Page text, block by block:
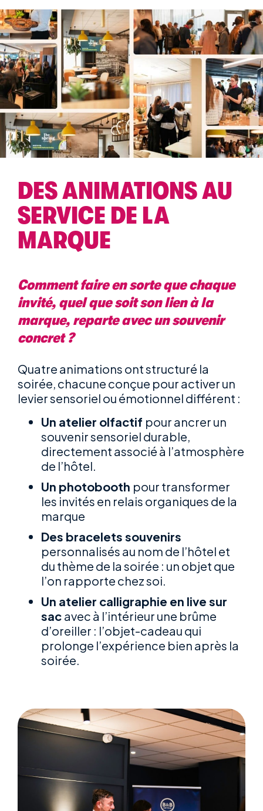
DES ANIMATIONS AU
SERVICE DE LA
MARQUE
Comment faire en sorte que chaque
invité, quel que soit son lien à la
marque, reparte avec un souvenir
concret ?
Quatre animations ont structuré la
soirée, chacune conçue pour activer un
levier sensoriel ou émotionnel différent :
Un atelier olfactif pour ancrer un
souvenir sensoriel durable,
directement associé à l’atmosphère
de l’hôtel.
Un photobooth pour transformer
les invités en relais organiques de la
marque
Des bracelets souvenirs
personnalisés au nom de l’hôtel et
du thème de la soirée : un objet que
l’on rapporte chez soi.
Un atelier calligraphie en live sur
sac avec à l’intérieur une brûme
d’oreiller : l’objet-cadeau qui
prolonge l’expérience bien après la
soirée.